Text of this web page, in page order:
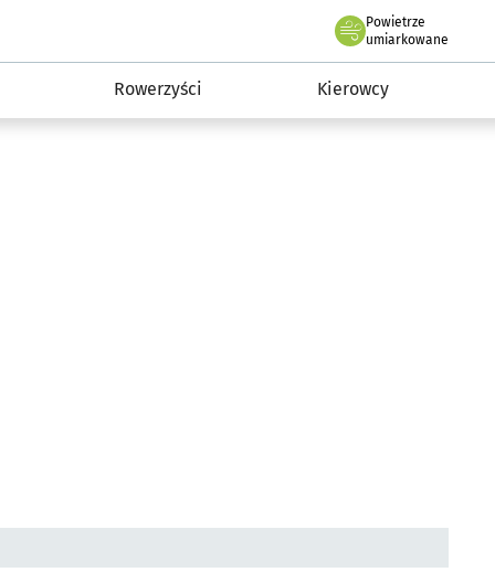
Powietrze
we Wrocławiu
umiarkowane
Rowerzyści Kierowcy